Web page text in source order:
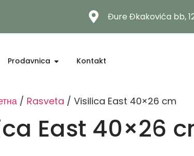
Đure Đkakovića bb,
Prodavnica Kontakt
/ Rasveta / Visilica East 40×26 cm
East 40×26